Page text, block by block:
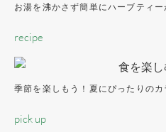
お湯を沸かさず簡単にハーブティ
recipe
季節を楽しもう！夏にぴったりの
pick up